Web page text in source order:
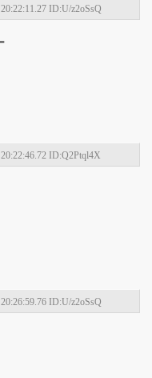
ID:U/z2oSsQ
ID:Q2Ptql4X
ID:U/z2oSsQ